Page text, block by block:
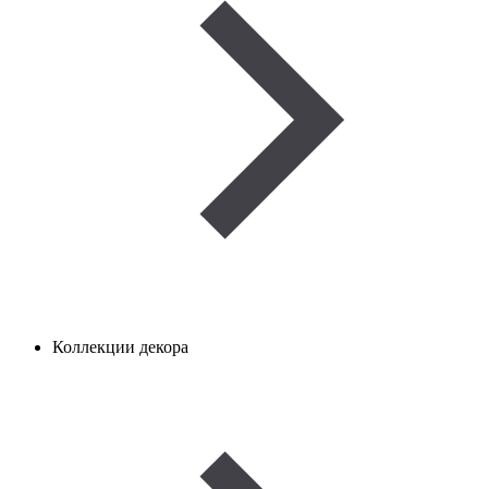
Коллекции декора